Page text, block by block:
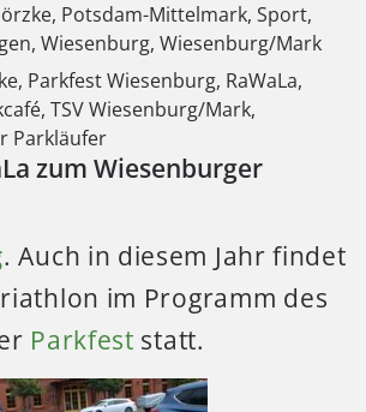
, Potsdam-Mittelmark, Sport,
, Wiesenburg, Wiesenburg/Mark
, Parkfest Wiesenburg, RaWaLa,
, TSV Wiesenburg/Mark,
Parkläufer
zum Wiesenburger
. Auch in diesem Jahr findet
im Programm des
Parkfest statt.